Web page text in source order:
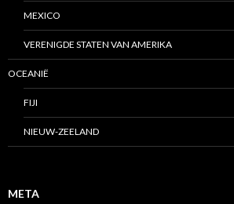
MEXICO
VERENIGDE STATEN VAN AMERIKA
OCEANIË
FIJI
NIEUW-ZEELAND
META